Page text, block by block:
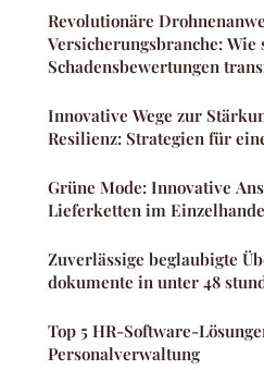
Revolutionäre
Versicherungsbranche: Wie
Schadensbewertungen
Innovative Wege zur
Resilienz: Strategien für
Grüne Mode: Innovative
Lieferketten im
Zuverlässige beglaubigte
dokumente in unter 48
Top 5 HR-Software-
Personalverwaltung